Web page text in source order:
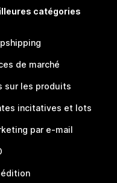
catégories
de marché
sur les produits
incitatives et lots
par e-mail